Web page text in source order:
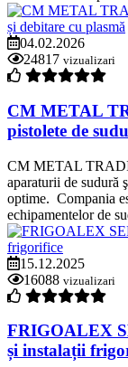
04.02.2026
24817 vizualizari
CM METAL
pistolete de
CM METAL
aparaturii de sudură
optime. Compania
echipamentelor de
15.12.2025
16088 vizualizari
FRIGOALEX
și instalații